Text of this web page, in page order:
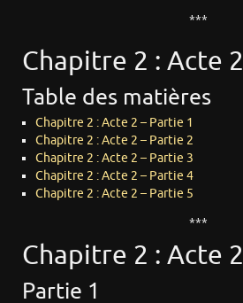
***
Chapitre 2 : Acte 2
Table des matières
Chapitre 2 : Acte 2 – Partie 1
Chapitre 2 : Acte 2 – Partie 2
Chapitre 2 : Acte 2 – Partie 3
Chapitre 2 : Acte 2 – Partie 4
Chapitre 2 : Acte 2 – Partie 5
***
Chapitre 2 : Acte 2
Partie 1